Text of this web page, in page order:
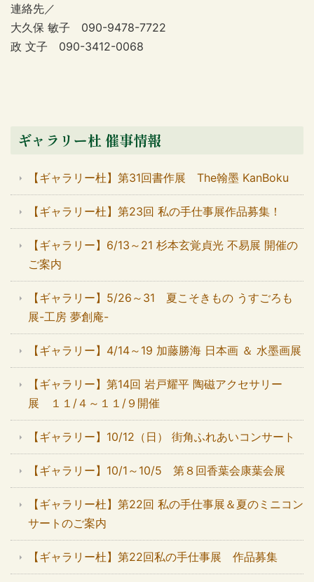
連絡先／
大久保 敏子 090-9478-7722
政 文子 090-3412-0068
ギャラリー杜 催事情報
【ギャラリー杜】第31回書作展 The翰墨 KanBoku
【ギャラリー杜】第23回 私の手仕事展作品募集！
【ギャラリー】6/13～21 杉本玄覚貞光 不易展 開催の
ご案内
【ギャラリー】5/26～31 夏こそきもの うすごろも
展-工房 夢創庵-
【ギャラリー】4/14～19 加藤勝海 日本画 ＆ 水墨画展
【ギャラリー】第14回 岩戸耀平 陶磁アクセサリー
展 １１/４～１１/９開催
【ギャラリー】10/12（日） 街角ふれあいコンサート
【ギャラリー】10/1～10/5 第８回香葉会康葉会展
【ギャラリー杜】第22回 私の手仕事展＆夏のミニコン
サートのご案内
【ギャラリー杜】第22回私の手仕事展 作品募集